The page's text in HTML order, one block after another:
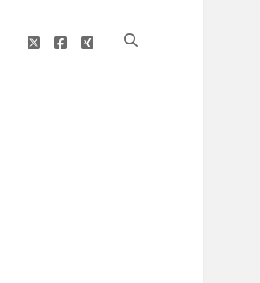
twitterfacebook
xing